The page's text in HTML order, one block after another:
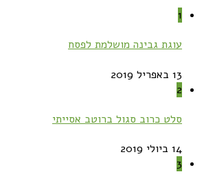
1
עוגת גבינה מושלמת לפסח
13 באפריל 2019
2
סלט כרוב סגול ברוטב אסייתי
14 ביולי 2019
3